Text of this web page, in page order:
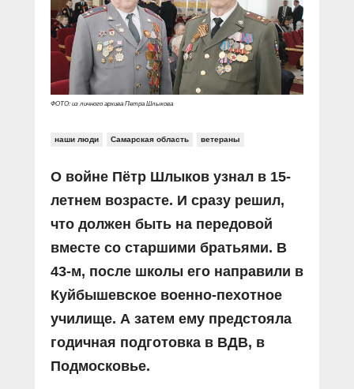
Социальные ролики
Документальные фильмы
Прямой разговор
В знании сила
Специальный репортаж
КиберПОСТОВОЙ
Газета «Щит и меч»
Журнал «Полиция России»
О ПОРТАЛЕ
Контакты
Вакансии
ФОТО: из личного архива Петра Шлыкова
наши люди Самарская область ветераны
О войне Пётр Шлыков узнал в 15-
летнем возрасте. И сразу решил,
что должен быть на передовой
вместе со старшими братьями. В
43-м, после школы его направили в
Куйбышевское военно-пехотное
училище. А затем ему предстояла
годичная подготовка в ВДВ, в
Подмосковье.